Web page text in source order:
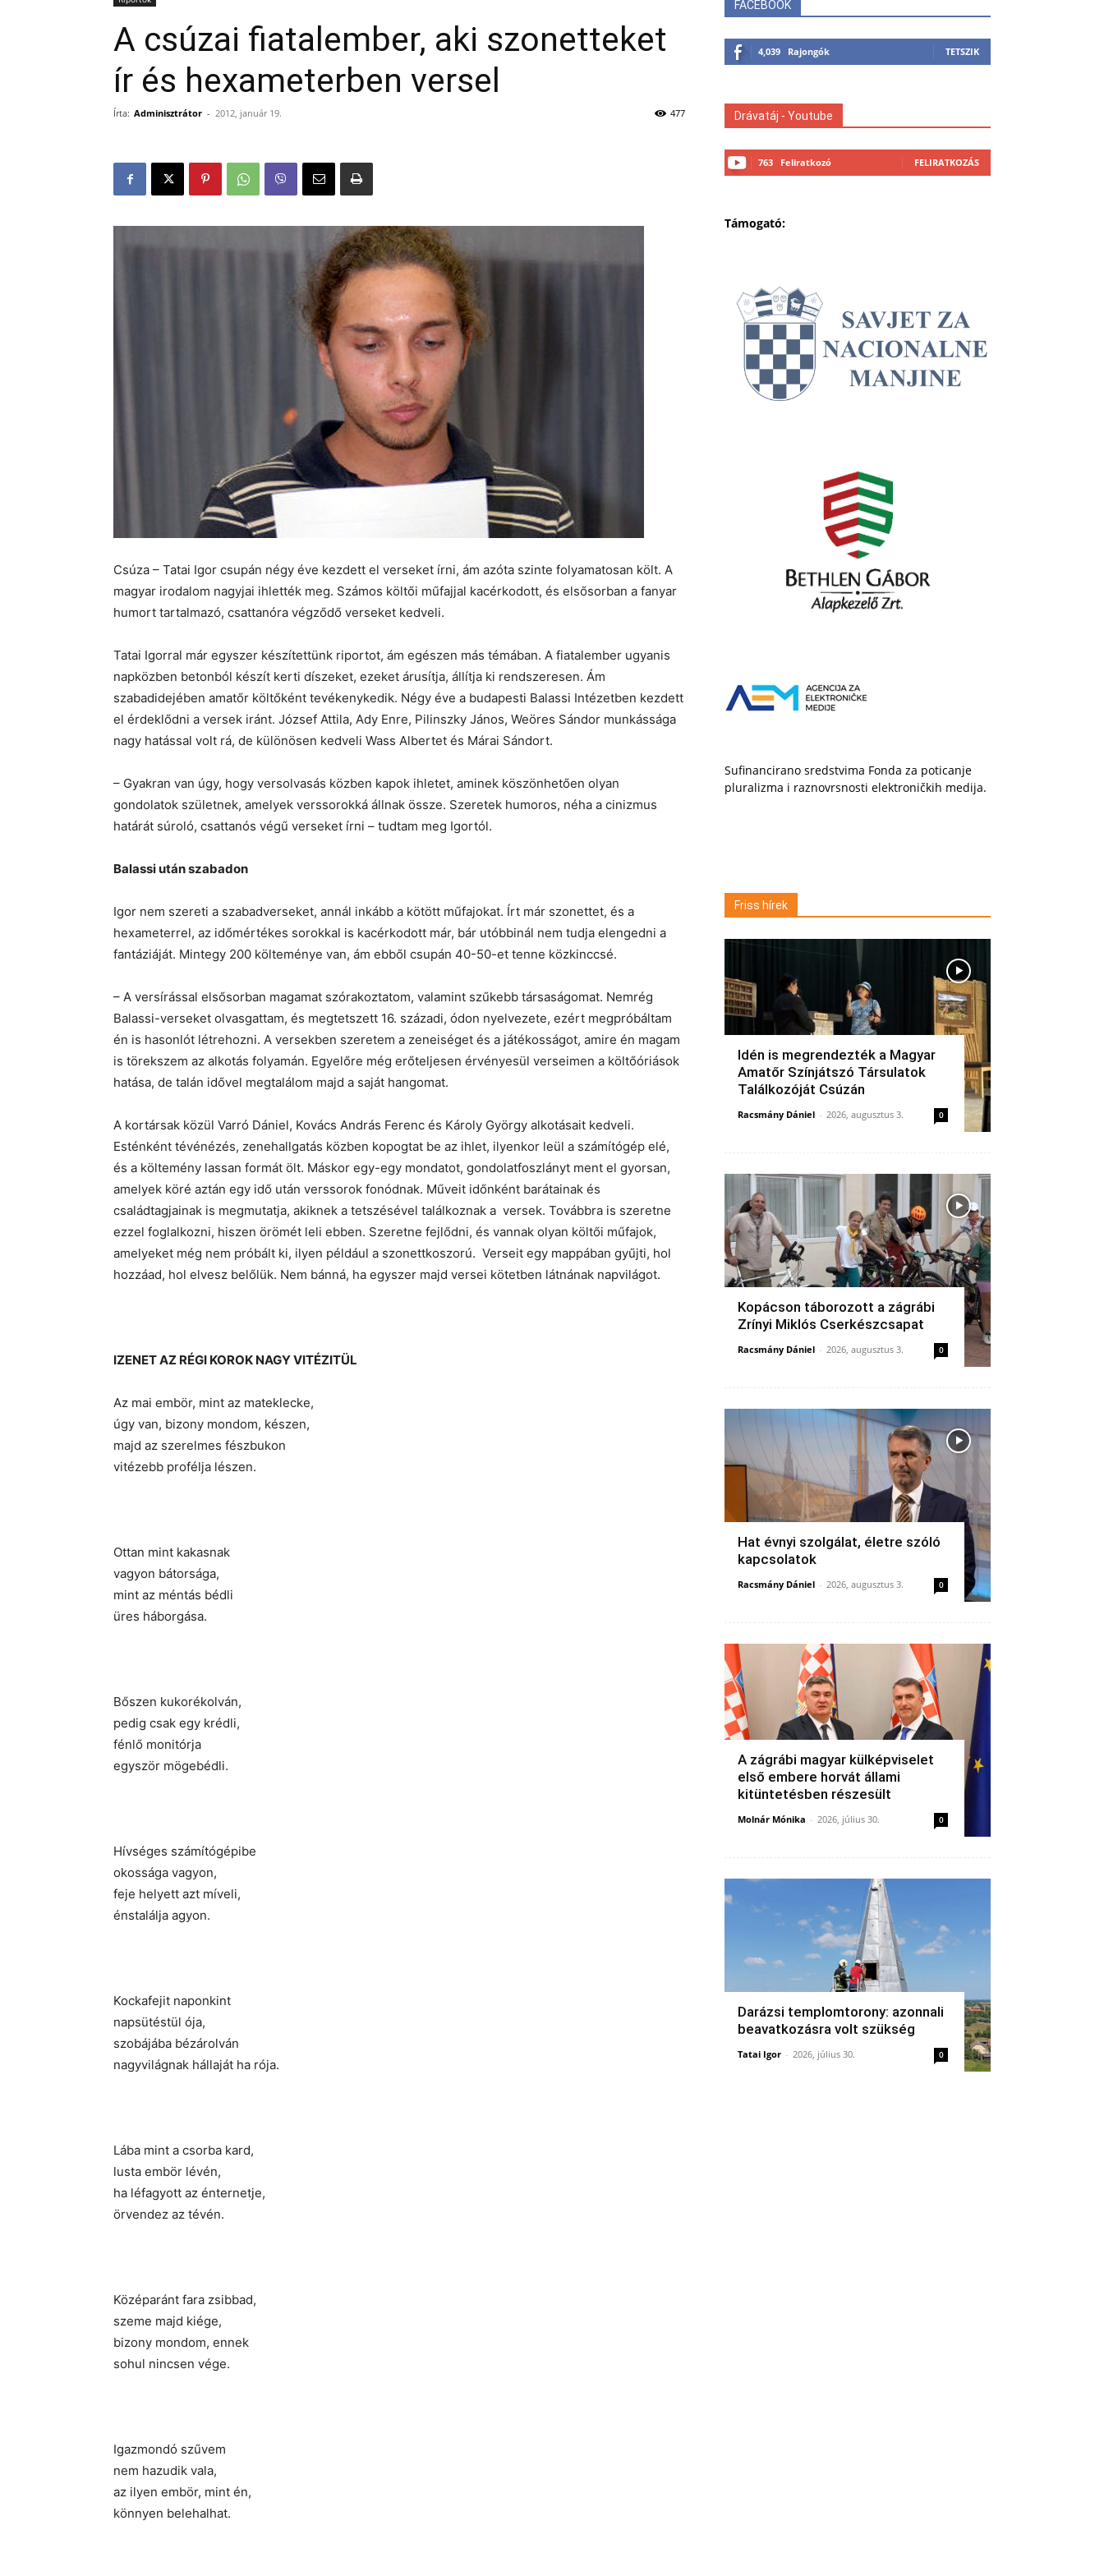
A csúzai fiatalember, aki szonetteket
ír és hexameterben versel
Írta: Adminisztrátor - 2012, január 19. 477
Csúza – Tatai Igor csupán négy éve kezdett el verseket írni, ám azóta szinte folyamatosan költ. A
magyar irodalom nagyjai ihlették meg. Számos költői műfajjal kacérkodott, és elsősorban a fanyar
humort tartalmazó, csattanóra végződő verseket kedveli.
Tatai Igorral már egyszer készítettünk riportot, ám egészen más témában. A fiatalember ugyanis
napközben betonból készít kerti díszeket, ezeket árusítja, állítja ki rendszeresen. Ám
szabadidejében amatőr költőként tevékenykedik. Négy éve a budapesti Balassi Intézetben kezdett
el érdeklődni a versek iránt. József Attila, Ady Enre, Pilinszky János, Weöres Sándor munkássága
nagy hatással volt rá, de különösen kedveli Wass Albertet és Márai Sándort.
– Gyakran van úgy, hogy versolvasás közben kapok ihletet, aminek köszönhetően olyan
gondolatok születnek, amelyek verssorokká állnak össze. Szeretek humoros, néha a cinizmus
határát súroló, csattanós végű verseket írni – tudtam meg Igortól.
Balassi után szabadon
Igor nem szereti a szabadverseket, annál inkább a kötött műfajokat. Írt már szonettet, és a
hexameterrel, az időmértékes sorokkal is kacérkodott már, bár utóbbinál nem tudja elengedni a
fantáziáját. Mintegy 200 költeménye van, ám ebből csupán 40-50-et tenne közkinccsé.
– A versírással elsősorban magamat szórakoztatom, valamint szűkebb társaságomat. Nemrég
Balassi-verseket olvasgattam, és megtetszett 16. századi, ódon nyelvezete, ezért megpróbáltam
én is hasonlót létrehozni. A versekben szeretem a zeneiséget és a játékosságot, amire én magam
is törekszem az alkotás folyamán. Egyelőre még erőteljesen érvényesül verseimen a költőóriások
hatása, de talán idővel megtalálom majd a saját hangomat.
A kortársak közül Varró Dániel, Kovács András Ferenc és Károly György alkotásait kedveli.
Esténként tévénézés, zenehallgatás közben kopogtat be az ihlet, ilyenkor leül a számítógép elé,
és a költemény lassan formát ölt. Máskor egy-egy mondatot, gondolatfoszlányt ment el gyorsan,
amelyek köré aztán egy idő után verssorok fonódnak. Műveit időnként barátainak és
családtagjainak is megmutatja, akiknek a tetszésével találkoznak a versek. Továbbra is szeretne
ezzel foglalkozni, hiszen örömét leli ebben. Szeretne fejlődni, és vannak olyan költői műfajok,
amelyeket még nem próbált ki, ilyen például a szonettkoszorú. Verseit egy mappában gyűjti, hol
hozzáad, hol elvesz belőlük. Nem bánná, ha egyszer majd versei kötetben látnának napvilágot.
IZENET AZ RÉGI KOROK NAGY VITÉZITÜL
Az mai embör, mint az mateklecke,
úgy van, bizony mondom, készen,
majd az szerelmes fészbukon
vitézebb profélja lészen.
Ottan mint kakasnak
vagyon bátorsága,
mint az méntás bédli
üres háborgása.
Bőszen kukorékolván,
pedig csak egy krédli,
fénlő monitórja
egyször mögebédli.
Hívséges számítógépibe
okossága vagyon,
feje helyett azt míveli,
énstalálja agyon.
Kockafejit naponkint
napsütéstül ója,
szobájába bézárolván
nagyvilágnak hállaját ha rója.
Lába mint a csorba kard,
lusta embör lévén,
ha léfagyott az énternetje,
örvendez az tévén.
Középaránt fara zsibbad,
szeme majd kiége,
bizony mondom, ennek
sohul nincsen vége.
Igazmondó szűvem
nem hazudik vala,
az ilyen embör, mint én,
könnyen belehalhat.
FACEBOOK
4,039 Rajongók TETSZIK
Drávatáj - Youtube
763 Feliratkozó FELIRATKOZÁS
Támogató:
Sufinancirano sredstvima Fonda za poticanje
pluralizma i raznovrsnosti elektroničkih medija.
Friss hírek
Idén is megrendezték a Magyar
Amatőr Színjátszó Társulatok
Találkozóját Csúzán
Racsmány Dániel - 2026, augusztus 3. 0
Kopácson táborozott a zágrábi
Zrínyi Miklós Cserkészcsapat
Racsmány Dániel - 2026, augusztus 3. 0
Hat évnyi szolgálat, életre szóló
kapcsolatok
Racsmány Dániel - 2026, augusztus 3. 0
A zágrábi magyar külképviselet
első embere horvát állami
kitüntetésben részesült
Molnár Mónika - 2026, július 30. 0
Darázsi templomtorony: azonnali
beavatkozásra volt szükség
Tatai Igor - 2026, július 30. 0